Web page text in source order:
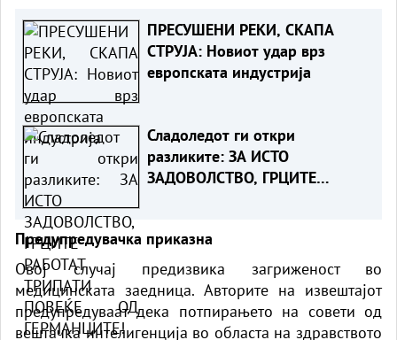
ПРЕСУШЕНИ РЕКИ, СКАПА
СТРУЈА: Новиот удар врз
европската индустрија
Сладоледот ги откри
разликите: ЗА ИСТО
ЗАДОВОЛСТВО, ГРЦИТЕ
Предупредувачка приказна
Овој случај предизвика загриженост во
медицинската заедница. Авторите на извештајот
предупредуваат дека потпирањето на совети од
вештачка интелигенција во областа на здравството